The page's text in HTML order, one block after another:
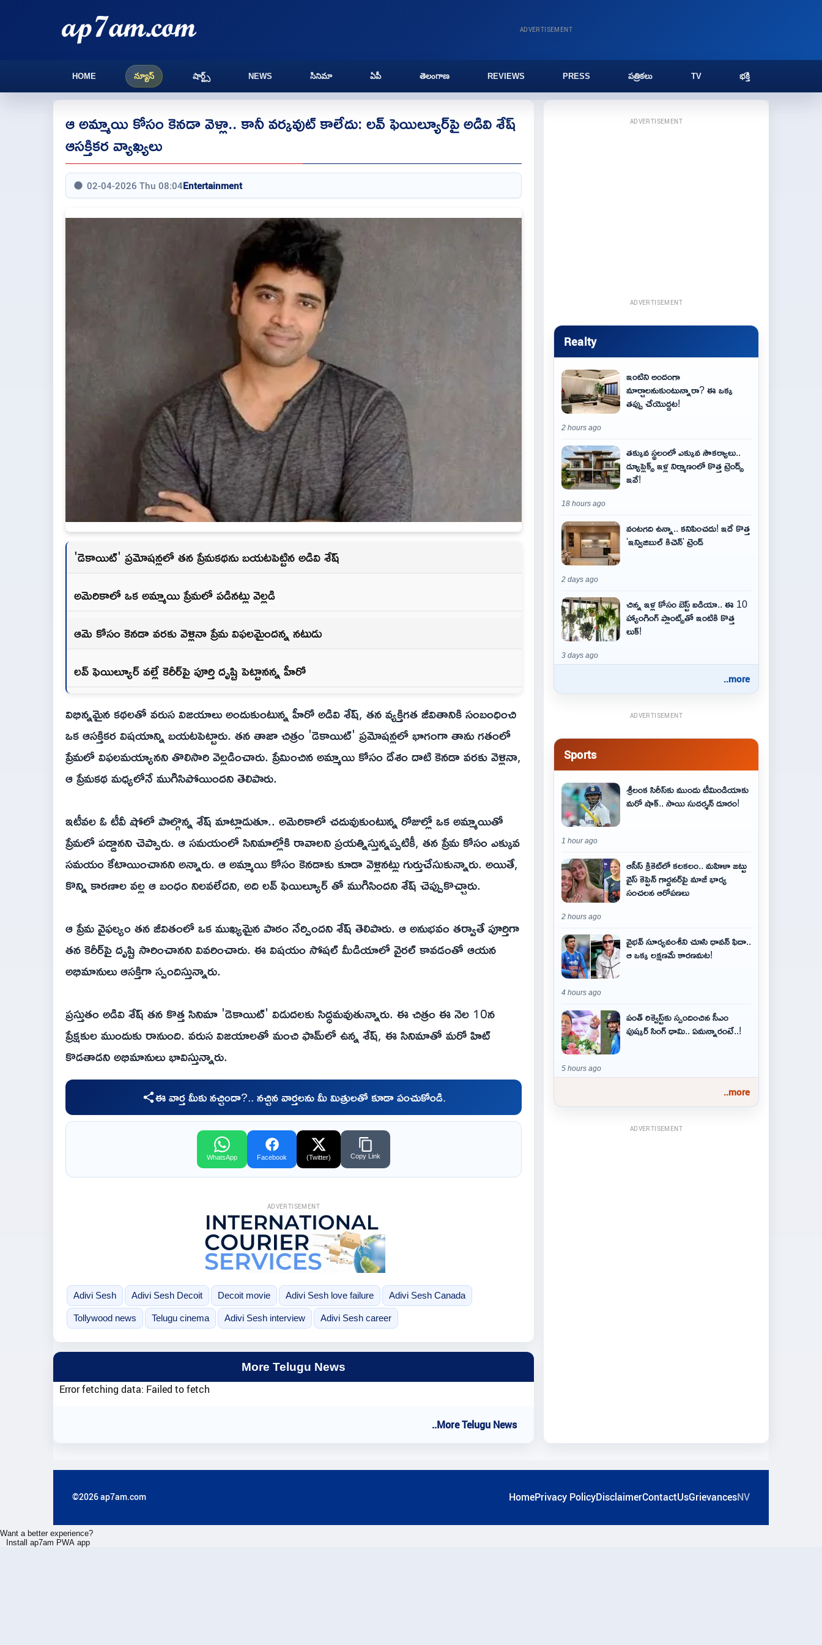
ADVERTISEMENT
HOME న్యూస్ షార్ట్స్ NEWS సినిమా ఏపీ తెలంగాణ REVIEWS PRESS పత్రికలు TV భక్తి
ఆ అమ్మాయి కోసం కెనడా వెళ్లా.. కానీ వర్కవుట్ కాలేదు: లవ్ ఫెయిల్యూర్‌పై అడివి శేష్
ఆసక్తికర వ్యాఖ్యలు
02-04-2026 Thu 08:04Entertainment
'డెకాయిట్' ప్రమోషన్లలో తన ప్రేమకథను బయటపెట్టిన అడివి శేష్
అమెరికాలో ఒక అమ్మాయి ప్రేమలో పడినట్లు వెల్లడి
ఆమె కోసం కెనడా వరకు వెళ్లినా ప్రేమ విఫలమైందన్న న‌టుడు
లవ్ ఫెయిల్యూర్ వల్లే కెరీర్‌పై పూర్తి దృష్టి పెట్టానన్న హీరో
విభిన్నమైన కథలతో వరుస విజయాలు అందుకుంటున్న హీరో అడివి శేష్, తన వ్యక్తిగత జీవితానికి సంబంధించి
ఒక ఆసక్తికర విషయాన్ని బయటపెట్టారు. తన తాజా చిత్రం 'డెకాయిట్' ప్రమోషన్లలో భాగంగా తాను గతంలో
ప్రేమలో విఫలమయ్యానని తొలిసారి వెల్లడించారు. ప్రేమించిన అమ్మాయి కోసం దేశం దాటి కెనడా వరకు వెళ్లినా,
ఆ ప్రేమకథ మధ్యలోనే ముగిసిపోయిందని తెలిపారు.
ఇటీవల ఓ టీవీ షోలో పాల్గొన్న శేష్ మాట్లాడుతూ.. అమెరికాలో చదువుకుంటున్న రోజుల్లో ఒక అమ్మాయితో
ప్రేమలో పడ్డానని చెప్పారు. ఆ సమయంలో సినిమాల్లోకి రావాలని ప్రయత్నిస్తున్నప్పటికీ, తన ప్రేమ కోసం ఎక్కువ
సమయం కేటాయించానని అన్నారు. ఆ అమ్మాయి కోసం కెనడాకు కూడా వెళ్లినట్లు గుర్తుచేసుకున్నారు. అయితే,
కొన్ని కారణాల వల్ల ఆ బంధం నిలవలేదని, అది లవ్ ఫెయిల్యూర్ తో ముగిసిందని శేష్ చెప్పుకొచ్చారు.
ఆ ప్రేమ వైఫల్యం తన జీవితంలో ఒక ముఖ్యమైన పాఠం నేర్పిందని శేష్ తెలిపారు. ఆ అనుభవం తర్వాతే పూర్తిగా
తన కెరీర్‌పై దృష్టి సారించానని వివరించారు. ఈ విషయం సోషల్ మీడియాలో వైరల్ కావడంతో ఆయన
అభిమానులు ఆసక్తిగా స్పందిస్తున్నారు.
ప్రస్తుతం అడివి శేష్ తన కొత్త సినిమా 'డెకాయిట్' విడుదలకు సిద్ధమవుతున్నారు. ఈ చిత్రం ఈ నెల‌ 10న
ప్రేక్షకుల ముందుకు రానుంది. వరుస విజయాలతో మంచి ఫామ్‌లో ఉన్న శేష్, ఈ సినిమాతో మరో హిట్
కొడతాడని అభిమానులు భావిస్తున్నారు.
ఈ వార్త మీకు నచ్చిందా?.. నచ్చిన వార్తలను మీ మిత్రులతో కూడా పంచుకోండి.
WhatsApp Facebook (Twitter) Copy Link
ADVERTISEMENT
Adivi Sesh Adivi Sesh Decoit Decoit movie Adivi Sesh love failure Adivi Sesh Canada
Tollywood news Telugu cinema Adivi Sesh interview Adivi Sesh career
More Telugu News
Error fetching data: Failed to fetch
..More Telugu News
ADVERTISEMENT
ADVERTISEMENT
Realty
ఇంటిని అందంగా
మార్చాలనుకుంటున్నారా? ఈ ఒక్క
తప్పు చేయొద్దట!
2 hours ago
తక్కువ స్థలంలో ఎక్కువ సౌకర్యాలు..
డ్యూప్లెక్స్ ఇళ్ల నిర్మాణంలో కొత్త ట్రెండ్స్
ఇవే!
18 hours ago
వంటగది ఉన్నా.. కనిపించదు! ఇదే కొత్త
'ఇన్విజిబుల్ కిచెన్' ట్రెండ్
2 days ago
చిన్న ఇళ్ల కోసం బెస్ట్ ఐడియా.. ఈ 10
హ్యాంగింగ్ ప్లాంట్స్‌తో ఇంటికి కొత్త
లుక్!
3 days ago
..more
ADVERTISEMENT
Sports
శ్రీలంక సిరీస్‌కు ముందు టీమిండియాకు
మరో షాక్‌.. సాయి సుదర్శన్‌ దూరం!
1 hour ago
ఆసీస్ క్రికెట్‌లో కలకలం.. మహిళా జట్టు
వైస్ కెప్టెన్ గార్డనర్‌పై మాజీ భార్య
సంచలన ఆరోపణలు
2 hours ago
వైభవ్‌ సూర్యవంశీని చూసి ధావన్‌ ఫిదా..
ఆ ఒక్క లక్షణమే కారణమట!
4 hours ago
పంత్ రిక్వెస్ట్‌కు స్పందించిన సీఎం
పుష్కర్ సింగ్ ధామి.. ఏమ‌న్నారంటే..!
5 hours ago
..more
ADVERTISEMENT
©2026 ap7am.com HomePrivacy PolicyDisclaimerContactUsGrievancesNV
Want a better experience?
Install ap7am PWA app